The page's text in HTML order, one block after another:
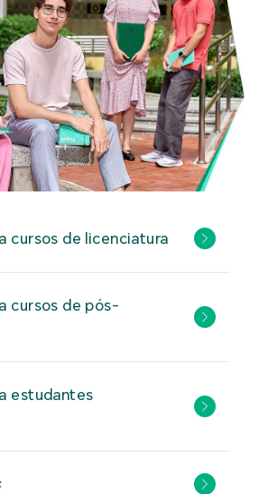
cursos de licenciatura
cursos de pós-
estudantes